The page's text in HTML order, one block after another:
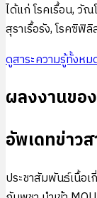
ได้แก่ โรคเรื้อน, วัณ
สุราเรื้อรัง, โรคซิฟิ
ดูสาระความรู้ทั้งหม
ผลงงานของ
อัพเดทข่าว
ประชาสัมพันธ์เนื้อเ